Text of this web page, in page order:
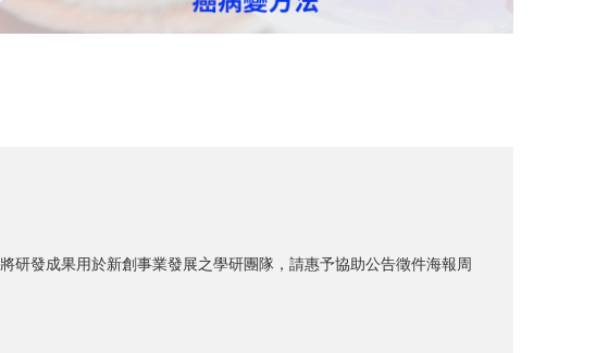
發成果用於新創事業發展之學研團隊，請惠予協助公告徵件海報周